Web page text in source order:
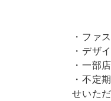
・ファ
・デザ
・一部
・不定
せいた